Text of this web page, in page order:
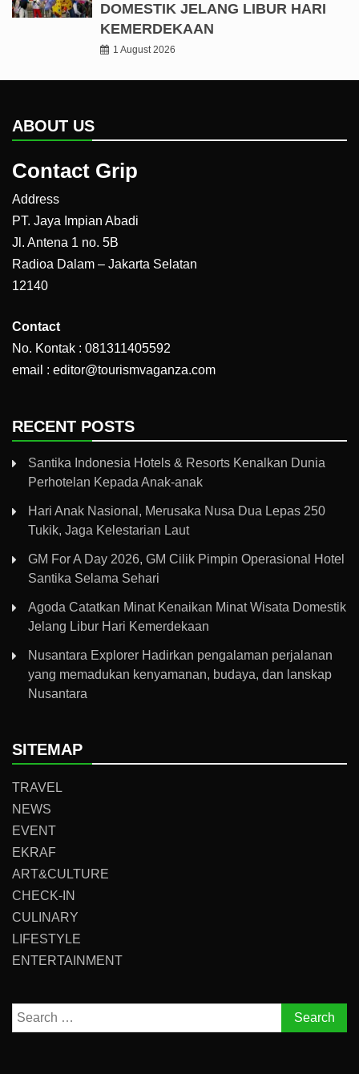
DOMESTIK JELANG LIBUR HARI
KEMERDEKAAN
1 August 2026
ABOUT US
Contact Grip
Address
PT. Jaya Impian Abadi
Jl. Antena 1 no. 5B
Radioa Dalam – Jakarta Selatan
12140
Contact
No. Kontak : 081311405592
email : editor@tourismvaganza.com
RECENT POSTS
Santika Indonesia Hotels & Resorts Kenalkan Dunia
Perhotelan Kepada Anak-anak
Hari Anak Nasional, Merusaka Nusa Dua Lepas 250
Tukik, Jaga Kelestarian Laut
GM For A Day 2026, GM Cilik Pimpin Operasional Hotel
Santika Selama Sehari
Agoda Catatkan Minat Kenaikan Minat Wisata Domestik
Jelang Libur Hari Kemerdekaan
Nusantara Explorer Hadirkan pengalaman perjalanan
yang memadukan kenyamanan, budaya, dan lanskap
Nusantara
SITEMAP
TRAVEL
NEWS
EVENT
EKRAF
ART&CULTURE
CHECK-IN
CULINARY
LIFESTYLE
ENTERTAINMENT
Search
for: